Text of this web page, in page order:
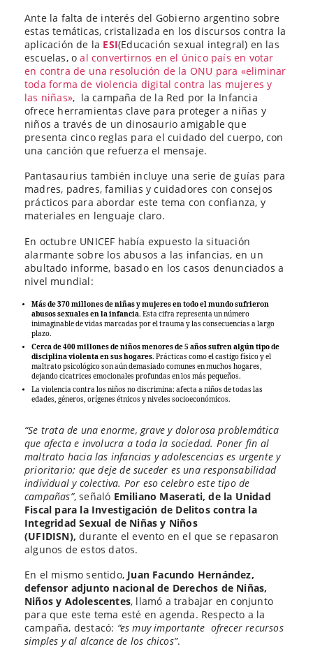
Ante la falta de interés del Gobierno argentino sobre
estas temáticas, cristalizada en los discursos contra la
aplicación de la ESI(Educación sexual integral) en las
escuelas, oal convertirnos en el único país en votar
en contra de una resolución de la ONU para «eliminar
toda forma de violencia digital contra las mujeres y
las niñas», la campaña de la Red por la Infancia
ofrece herramientas clave para proteger a niñas y
niños a través de un dinosaurio amigable que
presenta cinco reglas para el cuidado del cuerpo, con
una canción que refuerza el mensaje.
Pantasaurius también incluye una serie de guías para
madres, padres, familias y cuidadores con consejos
prácticos para abordar este tema con confianza, y
materiales en lenguaje claro.
En octubre UNICEF había expuesto la situación
alarmante sobre los abusos a las infancias, en un
abultado informe, basado en los casos denunciados a
nivel mundial:
Más de 370 millones de niñas y mujeres en todo el mundo sufrieron
abusos sexuales en la infancia. Esta cifra representa un número
inimaginable de vidas marcadas por el trauma y las consecuencias a largo
plazo.
Cerca de 400 millones de niños menores de 5 años sufren algún tipo de
disciplina violenta en sus hogares. Prácticas como el castigo físico y el
maltrato psicológico son aún demasiado comunes en muchos hogares,
dejando cicatrices emocionales profundas en los más pequeños.
La violencia contra los niños no discrimina: afecta a niños de todas las
edades, géneros, orígenes étnicos y niveles socioeconómicos.
“Se trata de una enorme, grave y dolorosa problemática
que afecta e involucra a toda la sociedad. Poner fin al
maltrato hacia las infancias y adolescencias es urgente y
prioritario; que deje de suceder es una responsabilidad
individual y colectiva. Por eso celebro este tipo de
campañas”, señaló Emiliano Maserati, de la Unidad
Fiscal para la Investigación de Delitos contra la
Integridad Sexual de Niñas y Niños
(UFIDISN),durante el evento en el que se repasaron
algunos de estos datos.
En el mismo sentido, Juan Facundo Hernández,
defensor adjunto nacional de Derechos de Niñas,
Niños y Adolescentes, llamó a trabajar en conjunto
para que este tema esté en agenda. Respecto a la
campaña, destacó: “es muy importante ofrecer recursos
simples y al alcance de los chicos”.